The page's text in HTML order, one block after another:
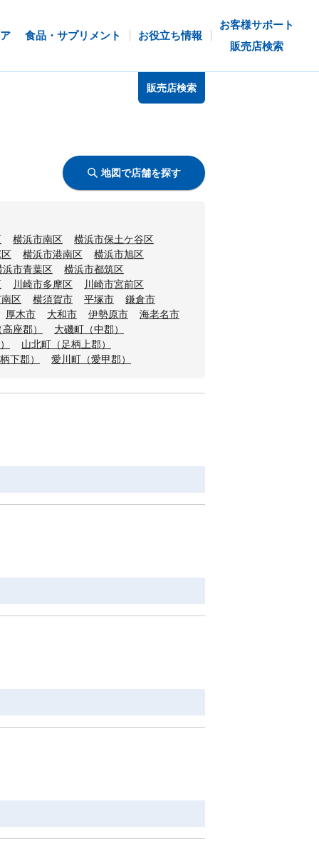
食品・サプリメント お役立ち情報
お客様サポート
販売店検索
販売店検索
地図で店舗を探す
横浜市南区
横浜市保土ケ谷区
横浜市港南区
横浜市旭区
浜市青葉区
横浜市都筑区
川崎市多摩区
川崎市宮前区
区
横須賀市 平塚市
鎌倉市
厚木市
大和市 伊勢原市
海老名市
座郡）
大磯町（中郡）
山北町（足柄上郡）
下郡）
愛川町（愛甲郡）